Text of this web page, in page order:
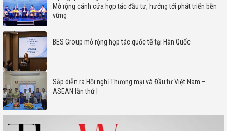
Mở rộng cánh cửa hợp tác đầu tư, hướng tới phát triển bền
vững
BES Group mở rộng hợp tác quốc tế tại Hàn Quốc
Sắp diễn ra Hội nghị Thương mại và Đầu tư Việt Nam –
ASEAN lần thứ I